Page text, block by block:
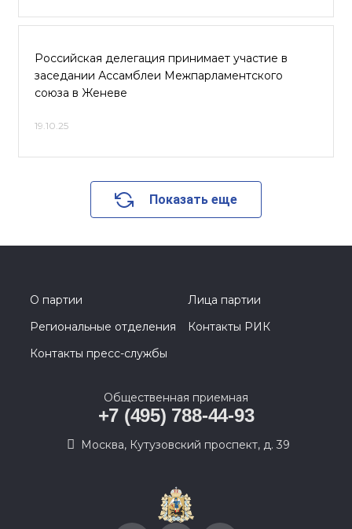
Российская делегация принимает участие в
заседании Ассамблеи Межпарламентского
союза в Женеве
19.10.25
Показать еще
О партии
Лица партии
Региональные отделения
Контакты РИК
Контакты пресс-службы
Общественная приемная
+7 (495) 788-44-93
Москва, Кутузовский проспект, д. 39